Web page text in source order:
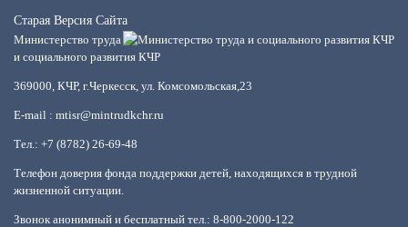
Старая Версия Сайта
Министерство труда
и социального развития КЧР
369000, КЧР, г.Черкесск, ул. Комсомольская,23
E-mail : mtisr@mintrudkchr.ru
Тел.: +7 (8782) 26-69-48
Телефон доверия фонда поддержки детей, находящихся в трудной
жизненной ситуации.
Звонок анонимный и бесплатный тел.: 8-800-2000-122